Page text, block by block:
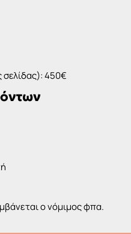
450€
ο νόμιμος φπα.